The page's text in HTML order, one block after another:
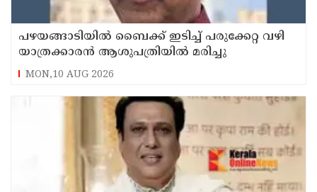
പഴയങ്ങാടിയിൽ ബൈക്ക് ഇടിച്ച് പരുക്കേറ്റ വഴി
യാത്രക്കാരൻ ആശുപത്രിയിൽ മരിച്ചു
MON,10 AUG 2026